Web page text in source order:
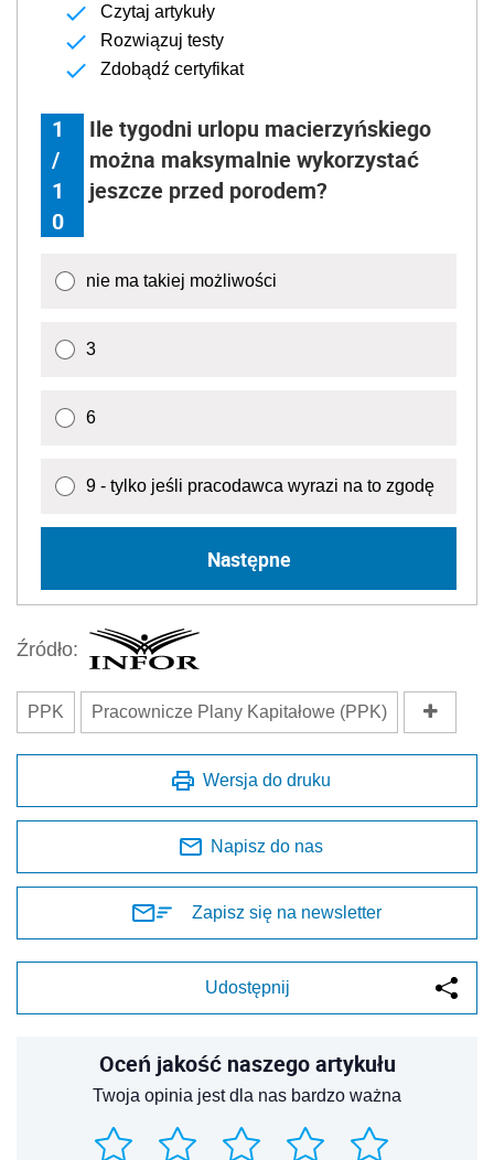
Czytaj artykuły
Rozwiązuj testy
Zdobądź certyfikat
1
/
1
0
Ile tygodni urlopu macierzyńskiego
można maksymalnie wykorzystać
jeszcze przed porodem?
nie ma takiej możliwości
3
6
9 - tylko jeśli pracodawca wyrazi na to zgodę
Następne
Źródło:
PPK Pracownicze Plany Kapitałowe (PPK)
Wersja do druku
Napisz do nas
Zapisz się na newsletter
Udostępnij
Oceń jakość naszego artykułu
Twoja opinia jest dla nas bardzo ważna